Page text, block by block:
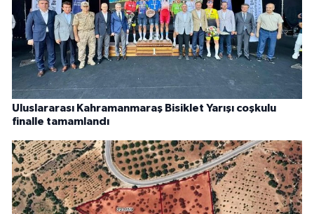
Uluslararası Kahramanmaraş Bisiklet Yarışı coşkulu
finalle tamamlandı